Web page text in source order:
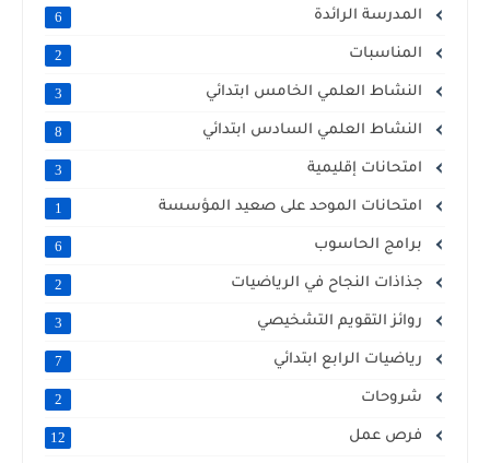
المدرسة الرائدة 6
المناسبات 2
النشاط العلمي الخامس ابتدائي 3
النشاط العلمي السادس ابتدائي 8
امتحانات إقليمية 3
امتحانات الموحد على صعيد المؤسسة 1
برامج الحاسوب 6
جذاذات النجاح في الرياضيات 2
روائز التقويم التشخيصي 3
رياضيات الرابع ابتدائي 7
شروحات 2
فرص عمل 12